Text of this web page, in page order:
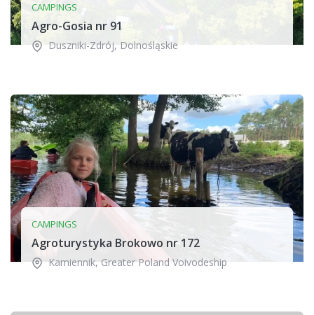
CAMPINGS
Agro-Gosia nr 91
Duszniki-Zdrój, Dolnośląskie
CAMPINGS
Agroturystyka Brokowo nr 172
Kamiennik, Greater Poland Voivodeship